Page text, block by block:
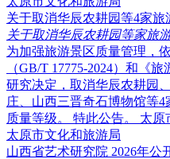
关于取消华辰农耕园等4家
关于取消华辰农耕园等家旅
为加强旅游景区质量管理，
（GB/T 17775-2024）和《
研究决定，取消华辰农耕园
庄、山西三晋奇石博物馆等
质量等级。 特此公告。 太原
太原市文化和旅游局
山西省艺术研究院 2026年公